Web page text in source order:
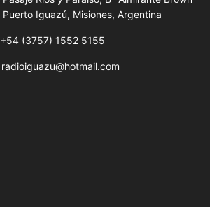
Puerto Iguazú, Misiones, Argentina
+54 (3757) 1552 5155
radioiguazu@hotmail.com